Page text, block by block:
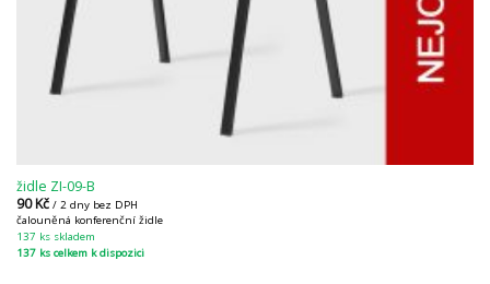
židle ZI-09-B
90Kč / 2 dny bez DPH
čalouněná konferenční židle
137 ks skladem
137 ks celkem k dispozici